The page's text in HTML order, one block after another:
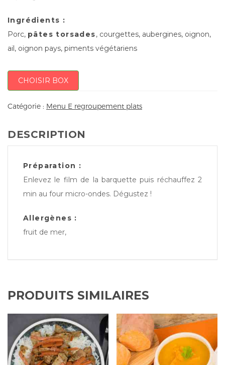
Ingrédients :
Porc, pâtes torsades, courgettes, aubergines, oignon,
ail, oignon pays, piments végétariens
CHOISIR BOX
Catégorie : Menu E regroupement plats
DESCRIPTION
Préparation :
Enlevez le film de la barquette puis réchauffez 2
min au four micro-ondes. Dégustez !
Allergènes :
fruit de mer,
PRODUITS SIMILAIRES